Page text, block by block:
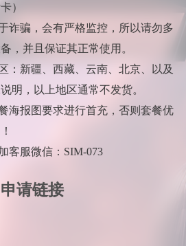
）
诈骗，会有严格监控，所以请勿多
，并且保证其正常使用。
：新疆、西藏、云南、北京、以及
明，以上地区通常不发货。
海报图要求进行首充，否则套餐优
客服微信：SIM-073
申请链接